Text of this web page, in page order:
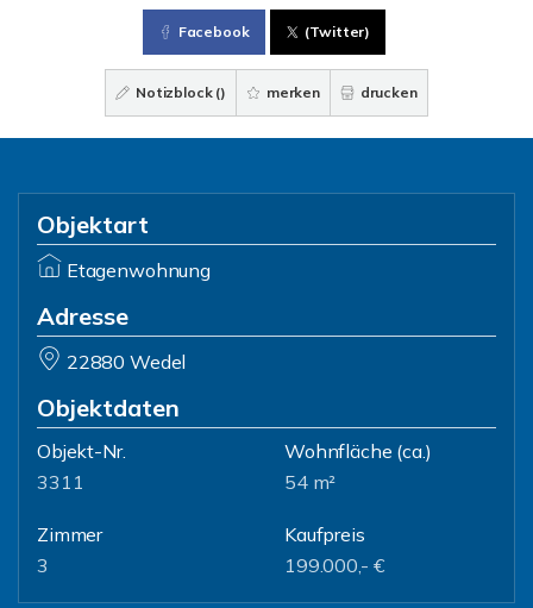
Facebook (Twitter)
Notizblock () merken drucken
Objektart
Etagenwohnung
Adresse
22880 Wedel
Objektdaten
Objekt-Nr.
3311
Wohnfläche (ca.)
54 m²
Zimmer
3
Kaufpreis
199.000,- €